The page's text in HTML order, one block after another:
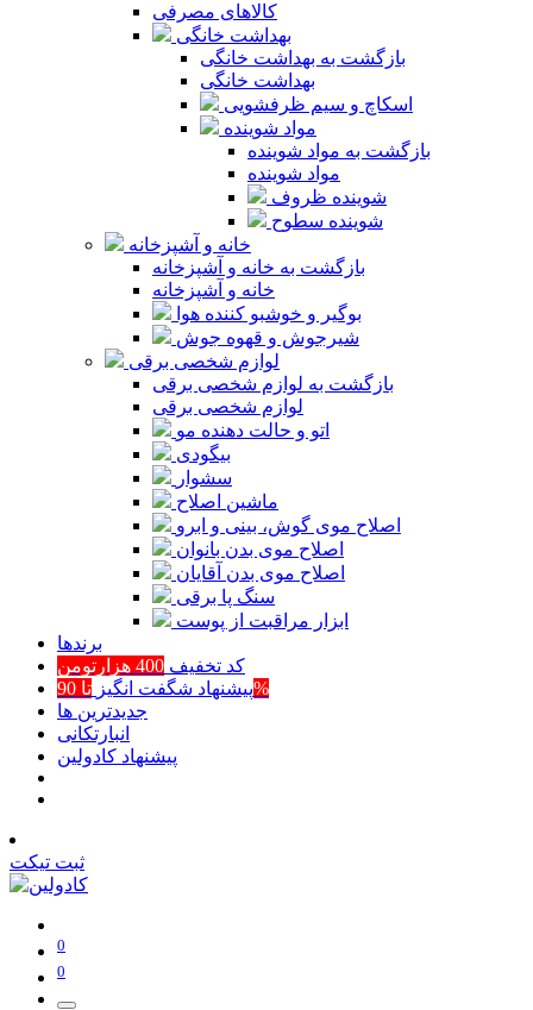
کالاهای مصرفی
بهداشت خانگی
بازگشت به بهداشت خانگی
بهداشت خانگی
اسکاچ و سیم ظرفشویی
مواد شوینده
بازگشت به مواد شوینده
مواد شوینده
شوینده ظروف
شوینده سطوح
خانه و آشپزخانه
بازگشت به خانه و آشپزخانه
خانه و آشپزخانه
بوگیر و خوشبو کننده هوا
شیرجوش و قهوه جوش
لوازم شخصی برقی
بازگشت به لوازم شخصی برقی
لوازم شخصی برقی
اتو و حالت دهنده مو
بیگودی
سشوار
ماشین اصلاح
اصلاح موی گوش، بینی و ابرو
اصلاح موی بدن بانوان
اصلاح موی بدن آقایان
سنگ پا برقی
ابزار مراقبت از پوست
برند‌ها
کد تخفیف 400 هزارتومن
پیشنهاد شگفت انگیزتا 90%
جدیدترین ها
انبارتکانی
پیشنهاد کادولین
ثبت تیکت
0
0